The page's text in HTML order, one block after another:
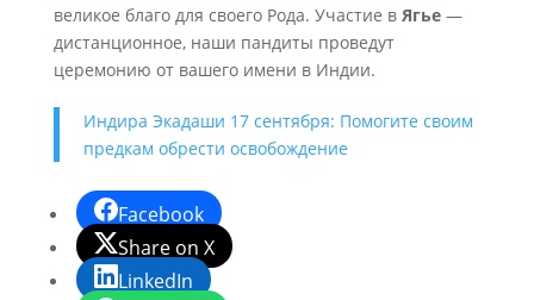
великое благо для своего Рода. Участие в Ягье—
дистанционное, наши пандиты проведут
церемонию от вашего имени в Индии.
Индира Экадаши 17 сентября: Помогите своим
предкам обрести освобождение
Facebook
Share on X
LinkedIn